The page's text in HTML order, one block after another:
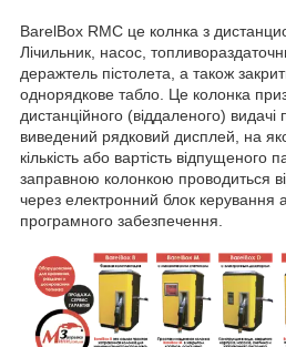
BarelВox RMC це колнка з
Лічильник, насос,
деражтель пістолета, а також
однорядкове табло. Це колонка
дистанційного (віддаленого)
виведений рядковий дисплей, на
кількість або вартість відпущеного
заправною колонкою проводиться
через електронний блок керування
програмного забезпечення.